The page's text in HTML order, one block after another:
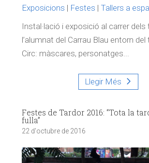
Exposicions | Festes | Tallers a
Instal·lació i exposició al carrer dels
l’alumnat del Carrau Blau entorn del
Circ: màscares, personatges...
Llegir Més
Festes de Tardor 2016: “Tota la
fulla”
22 d'octubre de 2016